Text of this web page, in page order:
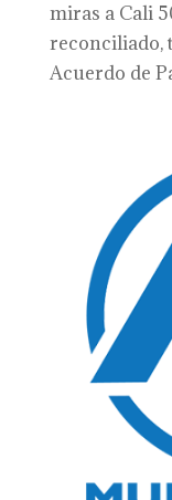
miras a Cali
reconciliado,
Acuerdo de